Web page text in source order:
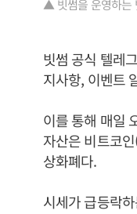
▲ 빗썸을 운영하는
빗썸 공식 텔레
지사항, 이벤트
이를 통해 매일
자산은 비트코
상화폐다.
시세가 급등락